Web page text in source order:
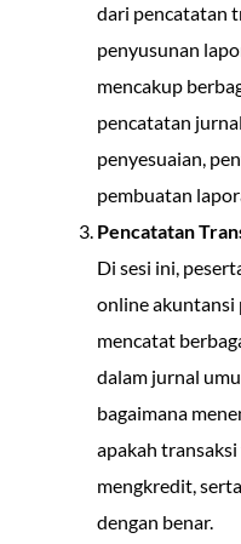
dari pencatatan
penyusunan
mencakup
pencatatan
penyesuaian,
pembuatan
Pencatatan
Di sesi ini,
online akuntansi
mencatat
dalam jurnal
bagaimana
apakah
mengkredit,
dengan benar.